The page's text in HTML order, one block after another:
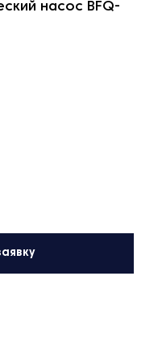
насос BFQ-